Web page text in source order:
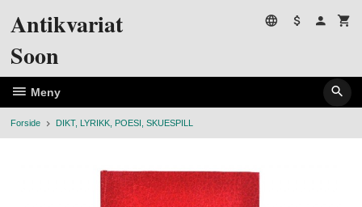
Antikvariat
Soon
Meny
Forside DIKT, LYRIKK, POESI, SKUESPILL